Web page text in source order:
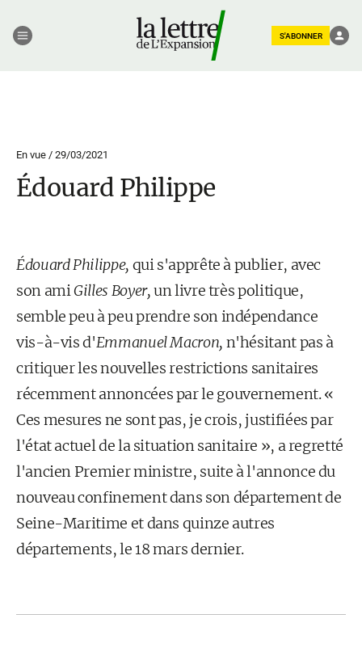
S'ABONNER
En vue / 29/03/2021
Édouard Philippe
Édouard Philippe, qui s'apprête à publier, avec
son amiGilles Boyer,un livre très politique,
semble peu à peu prendre son indépendance
vis-à-vis d'Emmanuel Macron, n'hésitant pas à
critiquer les nouvelles restrictions sanitaires
récemment annoncées par le gouvernement. «
Ces mesures ne sont pas, je crois, justifiées par
l'état actuel de la situation sanitaire », a regretté
l'ancien Premier ministre, suite à l'annonce du
nouveau confinement dans son département de
Seine-Maritime et dans quinze autres
départements, le 18 mars dernier.